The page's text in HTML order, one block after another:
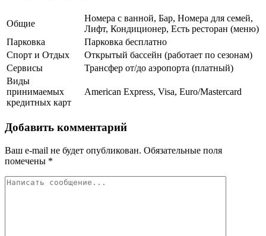
Общие
Номера с ванной, Бар, Номера для семей,
Лифт, Кондиционер, Есть ресторан (меню)
Парковка
Парковка бесплатно
Спорт и Отдых
Открытый бассейн (работает по сезонам)
Сервисы
Трансфер от/до аэропорта (платный)
Виды
принимаемых
кредитных карт
American Express, Visa, Euro/Mastercard
Добавить комментарий
Ваш e-mail не будет опубликован. Обязательные поля
помечены *